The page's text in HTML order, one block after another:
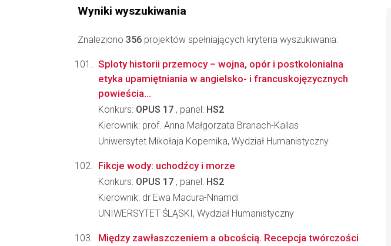
Wyniki wyszukiwania
Znaleziono 356 projektów spełniających kryteria wyszukiwania:
Sploty historii przemocy – wojna, opór i postkolonialna
etyka upamiętniania w angielsko- i francuskojęzycznych
powieścia...
Konkurs: OPUS 17 , panel: HS2
Kierownik: prof. Anna Małgorzata Branach-Kallas
Uniwersytet Mikołaja Kopernika, Wydział Humanistyczny
Fikcje wody: uchodźcy i morze
Konkurs: OPUS 17 , panel: HS2
Kierownik: dr Ewa Macura-Nnamdi
UNIWERSYTET ŚLĄSKI, Wydział Humanistyczny
Między zawłaszczeniem a obcością. Recepcja twórczości